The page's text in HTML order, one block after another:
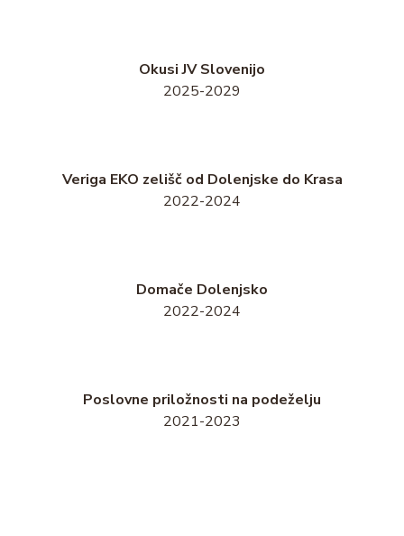
Okusi JV Slovenijo
2025-2029
Veriga EKO zelišč od Dolenjske do Krasa
2022-2024
Domače Dolenjsko
2022-2024
Poslovne priložnosti na podeželju
2021-2023